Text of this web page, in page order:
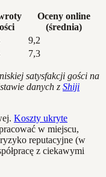
Oceny online
(średnia)
9,2
7,3
satysfakcji gości na
danych z Shiji
Koszty ukryte
w miejscu,
reputacyjne (w
z ciekawymi